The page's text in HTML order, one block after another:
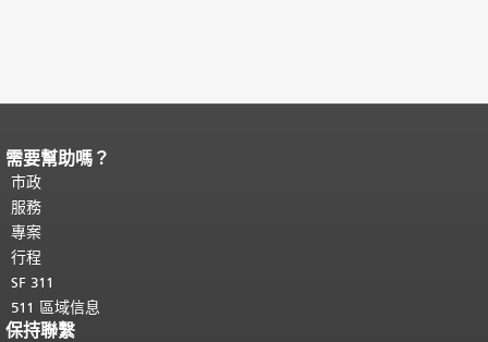
頁面內容結束。
都會重複顯示。
需要幫助嗎？
市政
服務
專案
行程
SF 311
511 區域信息
保持聯繫